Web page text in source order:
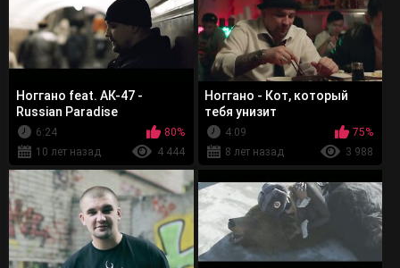
Ноггано feat. АК-47 -
Russian Paradise
6:24
80%
10 лет назад
4 444
Ноггано - Кот, который
тебя унизит
4:09
75%
8 лет назад
3 988